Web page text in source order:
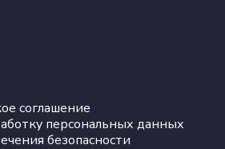
соглашение
персональных данных
безопасности